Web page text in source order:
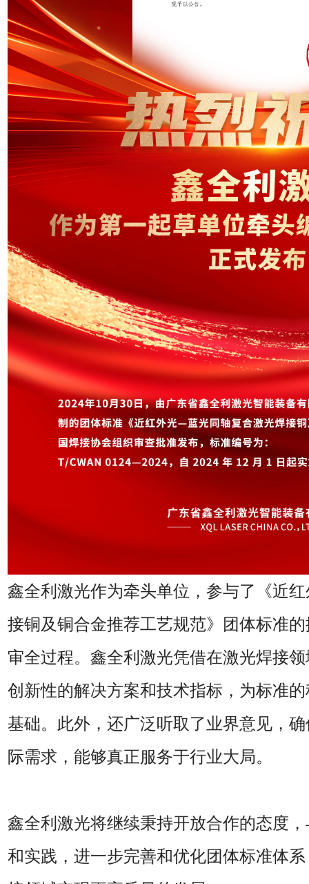
鑫全利激光作为牵头单位，参与了《近
接铜及铜合金推荐工艺规范》团体标准
审全过程。鑫全利激光凭借在激光焊接
创新性的解决方案和技术指标，为标准
基础。此外，还广泛听取了业界意见，
际需求，能够真正服务于行业大局。
鑫全利激光将继续秉持开放合作的态度
和实践，进一步完善和优化团体标准体